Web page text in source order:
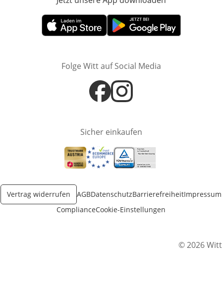
Öffnet in neuem FensterÖffnet in neuem Fenster
Folge Witt auf Social Media
Öffnet in neuem Fenster
Öffnet in neuem Fenster
Sicher einkaufen
Öffnet in neuem Fenster
Öffnet in neuem Fenster
Öffnet in neuem Fenster
Vertrag widerrufen AGBDatenschutzBarrierefreiheitImpressum
ComplianceCookie-Einstellungen
© 2026 Witt